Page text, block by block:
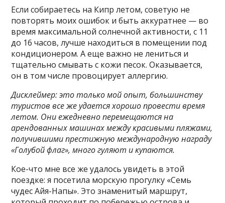
Если собираетесь на Кипр летом, советую не
повторять моих ошибок и быть аккуратнее — во
время максимальной солнечной активности, с 11
до 16 часов, лучше находиться в помещении под
кондиционером. А еще важно не лениться и
тщательно смывать с кожи песок. Оказывается,
он в том числе провоцирует аллергию.
Дисклеймер: это только мой опыт, большинству
туристов все же удается хорошо провести время
летом. Они ежедневно перемещаются на
арендованных машинах между красивыми пляжами,
получившимипрестижную международную награду
«Голубой флаг», много гуляют и купаются.
Кое-что мне все же удалось увидеть в этой
поездке: я посетила морскую прогулку «Семь
чудес Айя-Напы». Это знаменитый маршрут,